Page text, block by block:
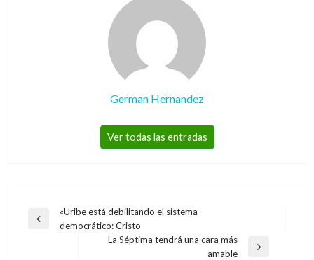
German Hernandez
Ver todas las entradas
Navegación
Entrada
«Uribe está debilitando el sistema
democrático: Cristo
La Séptima tendrá una cara más
amable